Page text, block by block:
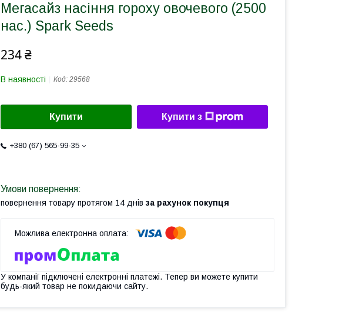
Мегасайз насіння гороху овочевого (2500
нас.) Spark Seeds
234 ₴
В наявності Код: 29568
Купити Купити з
+380 (67) 565-99-35
повернення товару протягом 14 днів за рахунок покупця
У компанії підключені електронні платежі. Тепер ви можете купити
будь-який товар не покидаючи сайту.